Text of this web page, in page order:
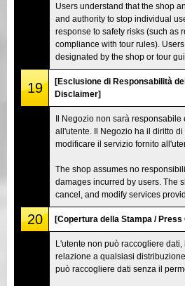
Users understand that the shop
and authority to stop individual
response to safety risks (such as
compliance with tour rules).
designated by the shop or tour
19
[Esclusione di Responsabilità
Disclaimer]
Il Negozio non sarà
all'utente. Il Negozio ha il diritto
modificare il servizio fornito
The shop assumes no
damages incurred by users. The
cancel, and modify services
20 [Copertura della Stampa / Press
L'utente non può raccogliere
relazione a qualsiasi
può raccogliere dati senza il